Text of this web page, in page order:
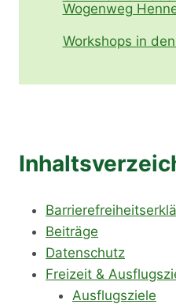
Wogenweg
Workshops in
Beiträge
Datenschutz
Freizeit &
Ausflugsziele